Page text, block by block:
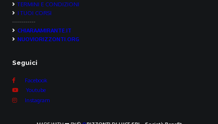
TERMINI E CONDIZIONI
I TUOI CORSI
------------
CHIARAAMIRANTE.IT
NUOVIORIZZONTI.ORG
Seguici
Facebook
Youtube
Instagram